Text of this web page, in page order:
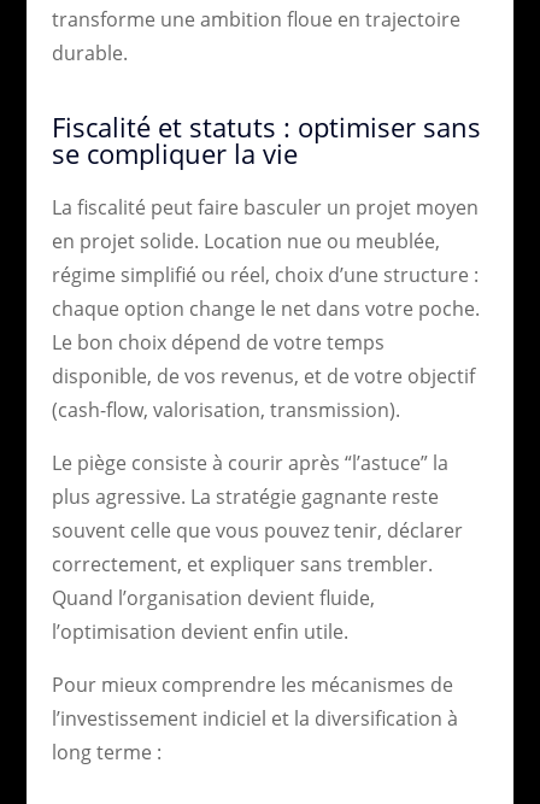
transforme une ambition floue en trajectoire
durable.
Fiscalité et statuts : optimiser sans
se compliquer la vie
La fiscalité peut faire basculer un projet moyen
en projet solide. Location nue ou meublée,
régime simplifié ou réel, choix d’une structure :
chaque option change le net dans votre poche.
Le bon choix dépend de votre temps
disponible, de vos revenus, et de votre objectif
(cash-flow, valorisation, transmission).
Le piège consiste à courir après “l’astuce” la
plus agressive. La stratégie gagnante reste
souvent celle que vous pouvez tenir, déclarer
correctement, et expliquer sans trembler.
Quand l’organisation devient fluide,
l’optimisation devient enfin utile.
Pour mieux comprendre les mécanismes de
l’investissement indiciel et la diversification à
long terme :